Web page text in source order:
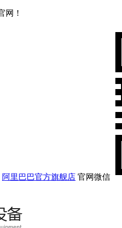
网！
阿里巴巴官方旗舰店 官网微信